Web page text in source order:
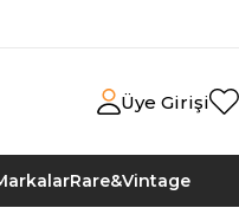
Üye Girişi
Rare&Vintage